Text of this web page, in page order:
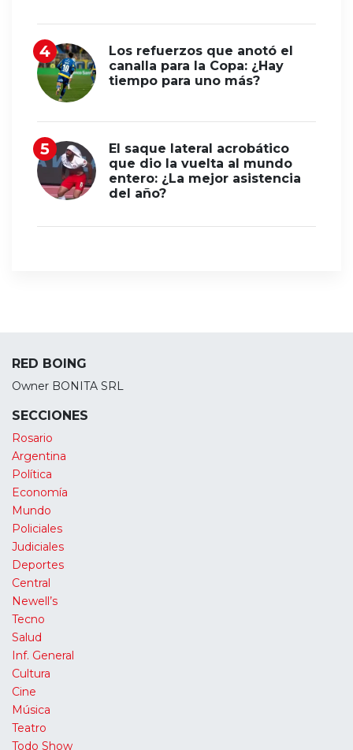
Los refuerzos que anotó el
canalla para la Copa: ¿Hay
tiempo para uno más?
El saque lateral acrobático
que dio la vuelta al mundo
entero: ¿La mejor asistencia
del año?
RED BOING
Owner BONITA SRL
SECCIONES
Rosario
Argentina
Política
Economía
Mundo
Policiales
Judiciales
Deportes
Central
Newell’s
Tecno
Salud
Inf. General
Cultura
Cine
Música
Teatro
Todo Show